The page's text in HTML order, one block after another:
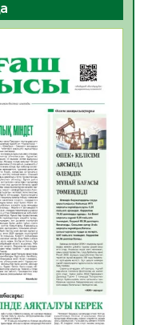
иммундау
28
25
26
полиция
қамтамасыз етті
38